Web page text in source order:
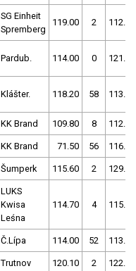
SG Einheit
Spremberg
119.00 2 112.00
Pardub. 114.00 0 121.60
Klášter. 118.20 58 113.30
KK Brand 109.80 8 112.20
KK Brand 71.50 56 116.60
Šumperk 115.60 2 129.80
LUKS
Kwisa
Leśna
114.70 4 115.90
Č.Lípa 114.00 52 113.30
Trutnov 120.10 2 122.20